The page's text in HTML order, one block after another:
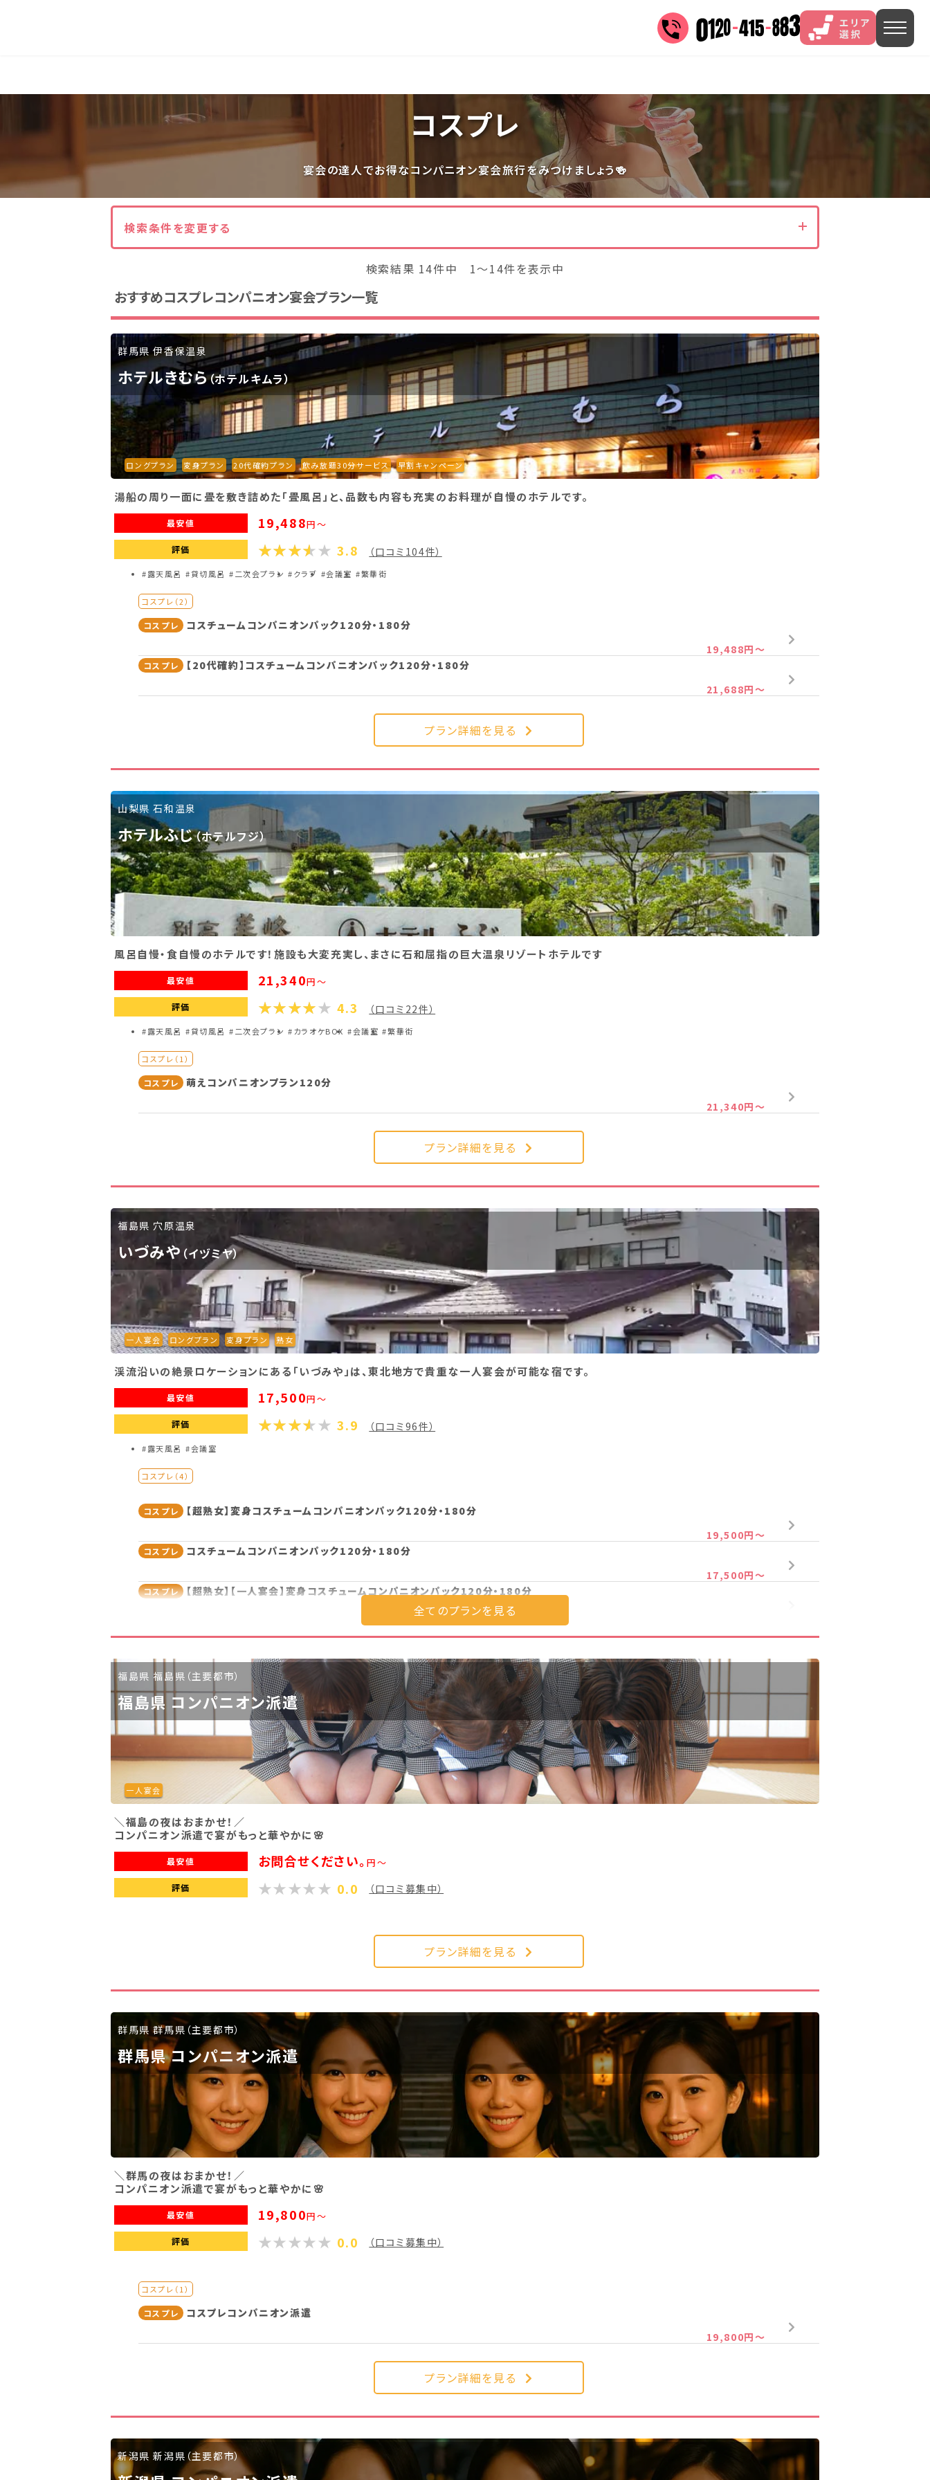
越後湯沢 三谷 山中
北海道・東北
北海道(13) 宮城県(8) 福島県(26)
関東
栃木県(17) 群馬県(25) 茨城県(4) 埼玉県(1)
千葉県(14)
神奈川県(14)
東海
静岡県(44) 愛知県(15) 岐阜県(5) 三重県(9) 新潟県(13) 山梨県(19) 長野県(14)
石川県(7)
関西
滋賀県(2) 大阪府(2) 兵庫県(2) 香川県(1) 愛媛県(1)
九州・沖縄
福岡県(2) 熊本県(2)
コスプレ
宴会の達人でお得なコンパニオン宴会旅行をみつけましょう🍻
検索条件を変更する
検索結果 14件中 1～14件を表示中
おすすめコスプレコンパニオン宴会プラン一覧
群馬県 伊香保温泉
ホテルきむら（ホテルキムラ）
ロングプラン 変身プラン 20代確約プラン 飲み放題30分サービス 早割キャンペーン
湯船の周り一面に畳を敷き詰めた「畳風呂」と、品数も内容も充実のお料理が自慢のホテルです。
最安値 19,488円～
評価 3.8 （口コミ104件）
#露天風呂 #貸切風呂 #二次会プラン #クラブ #会議室 #繁華街
コスプレ（2）
コスプレ
コスチュームコンパニオンパック120分・180分
19,488円～
コスプレ
【20代確約】コスチュームコンパニオンパック120分・180分
21,688円～
プラン詳細を見る
山梨県 石和温泉
ホテルふじ（ホテルフジ）
風呂自慢・食自慢のホテルです！施設も大変充実し、まさに石和屈指の巨大温泉リゾートホテルです
最安値 21,340円～
評価 4.3 （口コミ22件）
#露天風呂 #貸切風呂 #二次会プラン #カラオケBOX #会議室 #繁華街
コスプレ（1）
コスプレ
萌えコンパニオンプラン120分
21,340円～
プラン詳細を見る
福島県 穴原温泉
いづみや （イヅミヤ）
一人宴会 ロングプラン 変身プラン 熟女
渓流沿いの絶景ロケーションにある「いづみや」は、東北地方で貴重な一人宴会が可能な宿です。
最安値 17,500円～
評価 3.9 （口コミ96件）
#露天風呂 #会議室
コスプレ（4）
コスプレ
【超熟女】変身コスチュームコンパニオンパック120分・180分
19,500円～
コスプレ
コスチュームコンパニオンパック120分・180分
17,500円～
コスプレ
【超熟女】【一人宴会】変身コスチュームコンパニオンパック120分・180分
プラン詳細を見る
福島県 福島県（主要都市）
福島県 コンパニオン派遣
一人宴会
＼福島の夜はおまかせ！／
コンパニオン派遣で宴がもっと華やかに🌸
最安値 お問合せください。 円～
評価 0.0 （口コミ募集中）
プラン詳細を見る
群馬県 群馬県（主要都市）
群馬県 コンパニオン派遣
＼群馬の夜はおまかせ！／
コンパニオン派遣で宴がもっと華やかに🌸
最安値 19,800円～
評価 0.0 （口コミ募集中）
コスプレ（1）
コスプレ
コスプレコンパニオン派遣
19,800円～
プラン詳細を見る
新潟県 新潟県（主要都市）